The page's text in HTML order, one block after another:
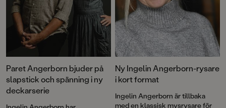
Paret Angerborn bjuder på
slapstick och spänning i ny
deckarserie
Ny Ingelin Angerborn-rysare
i kort format
Ingelin Angerborn är tillbaka
med en klassisk mysrysare för